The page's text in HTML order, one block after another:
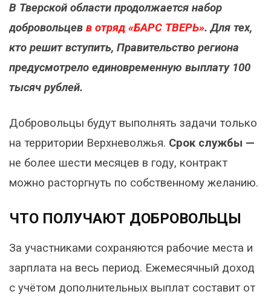
В Тверской области продолжается набор
добровольцев в отряд «БАРС ТВЕРЬ». Для тех,
кто решит вступить, Правительство региона
предусмотрело единовременную выплату 100
тысяч рублей.
Добровольцы будут выполнять задачи только
на территории Верхневолжья. Срок службы —
не более шести месяцев в году, контракт
можно расторгнуть по собственному желанию.
ЧТО ПОЛУЧАЮТ ДОБРОВОЛЬЦЫ
За участниками сохраняются рабочие места и
зарплата на весь период. Ежемесячный доход
с учётом дополнительных выплат составит от